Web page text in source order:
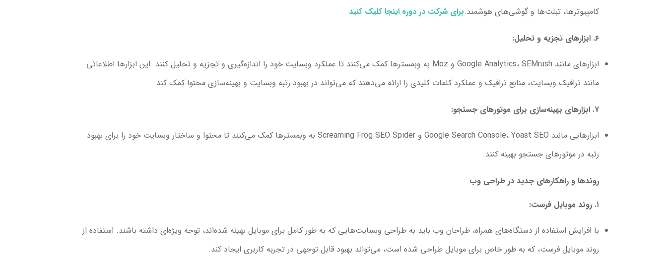
کامپیوترها، تبلت‌ها و گوشی‌های هوشمند.برای شرکت در دوره اینجا کلیک کنید
۶. ابزارهای تجزیه و تحلیل:
ابزارهای مانند Google Analytics، SEMrush و Moz به وبمسترها کمک می‌کنند تا عملکرد وبسایت خود را اندازه‌گیری و تجزیه و تحلیل کنند. این ابزارها اطلاعاتی
مانند ترافیک وبسایت، منابع ترافیک و عملکرد کلمات کلیدی را ارائه می‌دهند که می‌تواند در بهبود رتبه وبسایت و بهینه‌سازی محتوا کمک کند.
۷. ابزارهای بهینه‌سازی برای موتورهای جستجو:
ابزارهایی مانند Google Search Console، Yoast SEO و Screaming Frog SEO Spider به وبمسترها کمک می‌کنند تا محتوا و ساختار وبسایت خود را برای بهبود
رتبه در موتورهای جستجو بهینه کنند.
روندها و راهکارهای جدید در طراحی وب
۱. روند موبایل فرست:
با افزایش استفاده از دستگاه‌های همراه، طراحان وب باید به طراحی وبسایت‌هایی که به طور کامل برای موبایل بهینه شده‌اند، توجه ویژه‌ای داشته باشند. استفاده از
روند موبایل فرست، که به طور خاص برای موبایل طراحی شده است، می‌تواند بهبود قابل توجهی در تجربه کاربری ایجاد کند.